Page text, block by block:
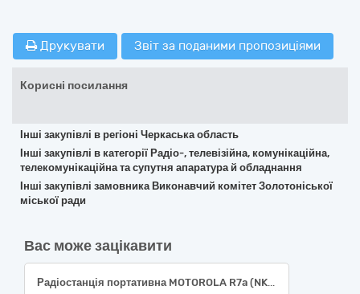
Друкувати Звіт за поданими пропозиціями
Корисні посилання
Інші закупівлі в регіоні Черкаська область
Інші закупівлі в категорії Радіо-, телевізійна, комунікаційна,
телекомунікаційна та супутня апаратура й обладнання
Інші закупівлі замовника Виконавчий комітет Золотоніської
міської ради
Вас може зацікавити
Радіостанція портативна MOTOROLA R7a (NKR) VHF – діапазону з додатковою подовженою антеною.